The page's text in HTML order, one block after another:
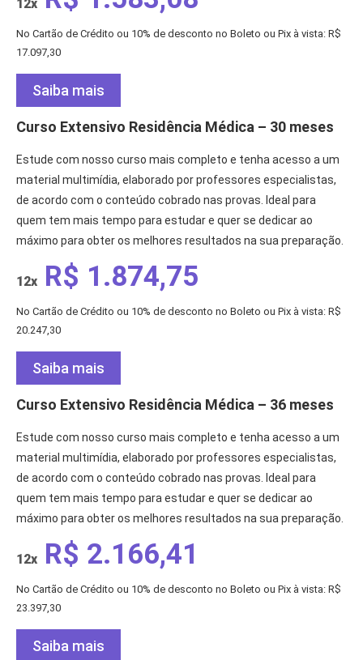
12x
No Cartão de Crédito ou 10% de desconto no Boleto ou Pix à vista: R$
17.097,30
Saiba mais
Curso Extensivo Residência Médica – 30 meses
Estude com nosso curso mais completo e tenha acesso a um
material multimídia, elaborado por professores especialistas,
de acordo com o conteúdo cobrado nas provas. Ideal para
quem tem mais tempo para estudar e quer se dedicar ao
máximo para obter os melhores resultados na sua preparação.
12x R$ 1.874,75
No Cartão de Crédito ou 10% de desconto no Boleto ou Pix à vista: R$
20.247,30
Saiba mais
Curso Extensivo Residência Médica – 36 meses
Estude com nosso curso mais completo e tenha acesso a um
material multimídia, elaborado por professores especialistas,
de acordo com o conteúdo cobrado nas provas. Ideal para
quem tem mais tempo para estudar e quer se dedicar ao
máximo para obter os melhores resultados na sua preparação.
12x R$ 2.166,41
No Cartão de Crédito ou 10% de desconto no Boleto ou Pix à vista: R$
23.397,30
Saiba mais